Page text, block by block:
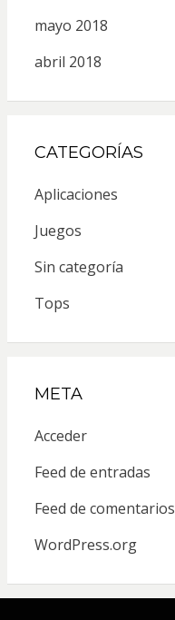
mayo 2018
abril 2018
CATEGORÍAS
Aplicaciones
Juegos
Sin categoría
Tops
META
Acceder
Feed de entradas
Feed de comentarios
WordPress.org